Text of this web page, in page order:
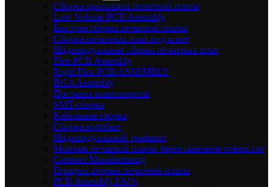
Сборка прототипа печатной платы
Low Volume PCB Assembly
Быстрая сборка печатной платы
Сборка печатных плат под ключ
Индивидуальная сборка печатных плат
Flex PCB Assembly
Rigid Flex PCB ASSEMBLY
BGA Assembly
Поставка компонентов
SMT-сборка
Кабельная сборка
Сборка коробки
Индивидуальный трафарет
Монтаж печатной платы через сквозное отверстие
Contract Manufacturing
Процесс сборки печатной платы
PCB Assembly FAQs